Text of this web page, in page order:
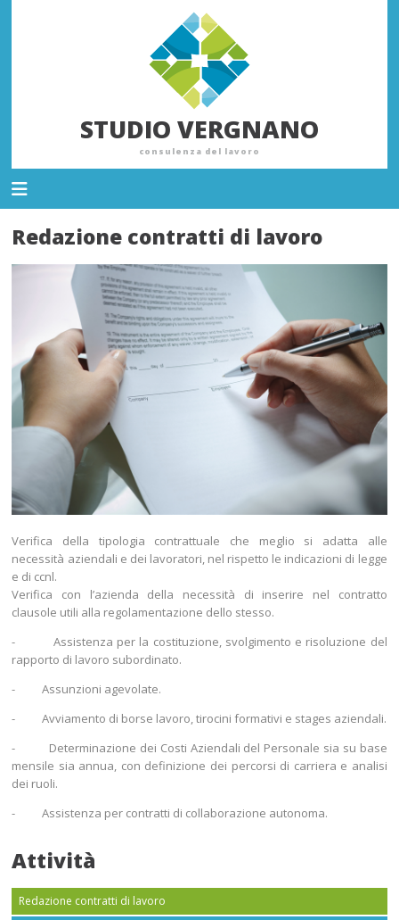
STUDIO VERGNANO
consulenza del lavoro
Redazione contratti di lavoro
Verifica della tipologia contrattuale che meglio si adatta alle
necessità aziendali e dei lavoratori, nel rispetto le indicazioni di legge
e di ccnl.
Verifica con l’azienda della necessità di inserire nel contratto
clausole utili alla regolamentazione dello stesso.
- Assistenza per la costituzione, svolgimento e risoluzione del
rapporto di lavoro subordinato.
- Assunzioni agevolate.
- Avviamento di borse lavoro, tirocini formativi e stages aziendali.
- Determinazione dei Costi Aziendali del Personale sia su base
mensile sia annua, con definizione dei percorsi di carriera e analisi
dei ruoli.
- Assistenza per contratti di collaborazione autonoma.
Attività
Redazione contratti di lavoro